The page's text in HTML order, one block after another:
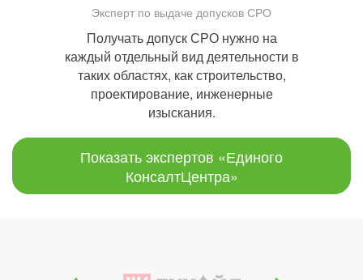
Эксперт по выдаче допусков СРО
Получать допуск СРО нужно на
каждый отдельный вид деятельности в
таких областях, как строительство,
проектирование, инженерные
изыскания.
Показать экспертов «Единого
КонсалтЦентра»